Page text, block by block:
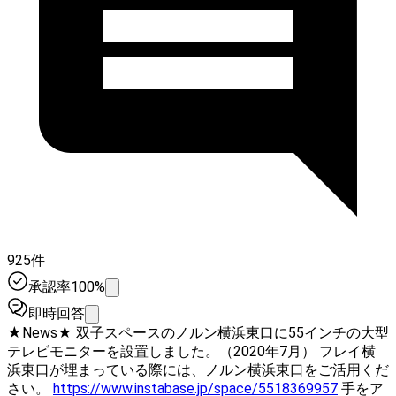
925件
承認率100%
即時回答
★News★ 双子スペースのノルン横浜東口に55インチの大型
テレビモニターを設置しました。（2020年7月） フレイ横
浜東口が埋まっている際には、ノルン横浜東口をご活用くだ
さい。 https://www.instabase.jp/space/5518369957